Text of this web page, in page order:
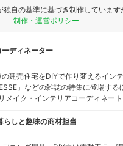
自の基準に基づき制作しています
制作・運営ポリシー
ディネーター
の建売住宅をDIYで作り変えるイン
ESSE」などの雑誌の特集に登場す
メイク・インテリアコーディネー
学館）など。
フィール
らしと趣味の商材担当